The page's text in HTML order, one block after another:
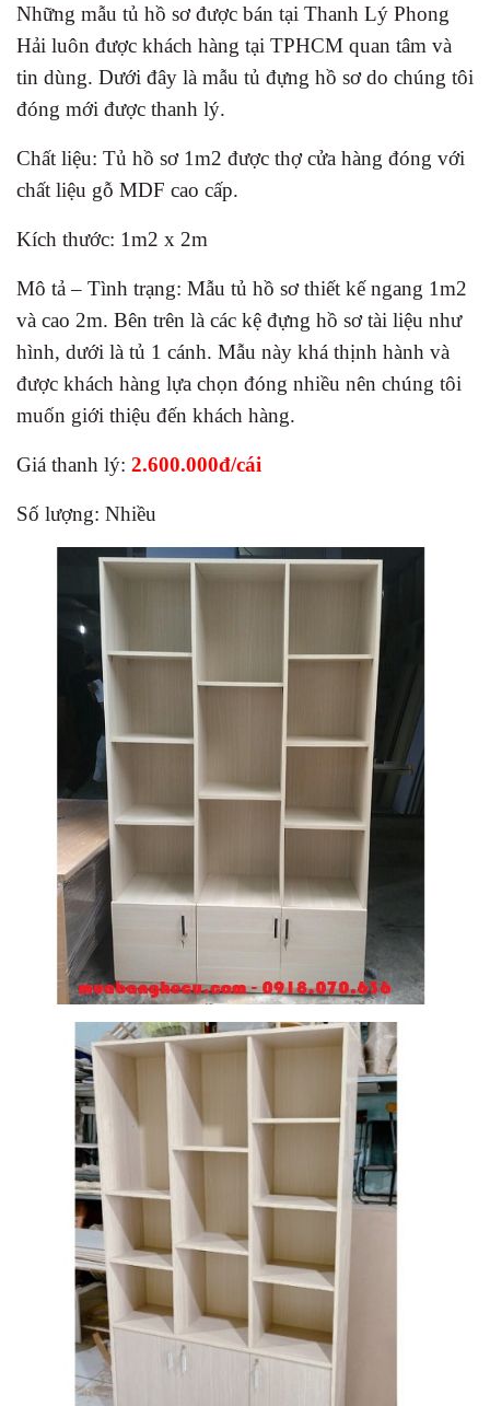
Những mẫu tủ hồ sơ được bán tại Thanh Lý Phong
Hải luôn được khách hàng tại TPHCM quan tâm và
tin dùng. Dưới đây là mẫu tủ đựng hồ sơ do chúng tôi
đóng mới được thanh lý.
Chất liệu: Tủ hồ sơ 1m2 được thợ cửa hàng đóng với
chất liệu gỗ MDF cao cấp.
Kích thước: 1m2 x 2m
Mô tả – Tình trạng: Mẫu tủ hồ sơ thiết kế ngang 1m2
và cao 2m. Bên trên là các kệ đựng hồ sơ tài liệu như
hình, dưới là tủ 1 cánh. Mẫu này khá thịnh hành và
được khách hàng lựa chọn đóng nhiều nên chúng tôi
muốn giới thiệu đến khách hàng.
Giá thanh lý: 2.600.000đ/cái
Số lượng: Nhiều